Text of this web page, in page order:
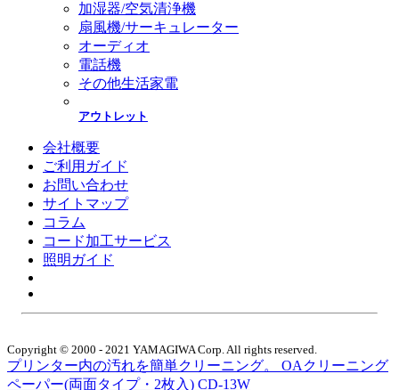
加湿器/空気清浄機
扇風機/サーキュレーター
オーディオ
電話機
その他生活家電
アウトレット
会社概要
ご利用ガイド
お問い合わせ
サイトマップ
コラム
コード加工サービス
照明ガイド
Copyright © 2000 - 2021 YAMAGIWA Corp. All rights reserved.
プリンター内の汚れを簡単クリーニング。 OAクリーニング
ペーパー(両面タイプ・2枚入) CD-13W